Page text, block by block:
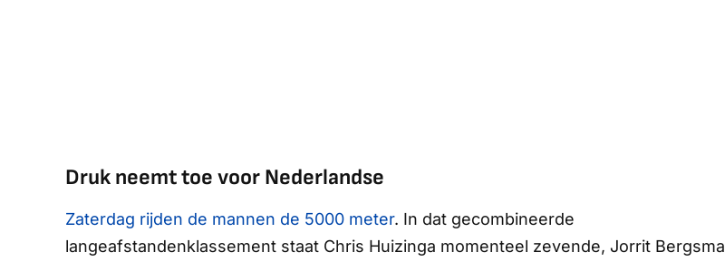
Druk neemt toe voor Nederlandse
Zaterdag rijden de mannen de 5000 meter. In dat gecombineerde
langeafstandenklassement staat Chris Huizinga momenteel zevende, Jorrit Bergsma